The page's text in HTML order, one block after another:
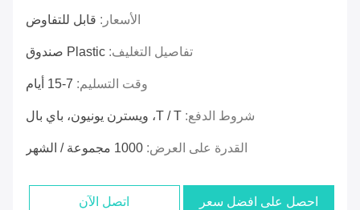
الأسعار: قابل للتفاوض
تفاصيل التغليف: Plastic صندوق
وقت التسليم: 7-15 أيام
شروط الدفع: T / T، ويسترن يونيون، باي بال
القدرة على العرض: 1000 مجموعة / الشهر
احصل على افضل سعر اتصل الآن